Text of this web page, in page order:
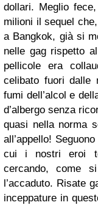
dollari. Meglio
milioni il sequel
a Bangkok, già si
nelle gag rispetto
pellicole era
celibato fuori dalle
fumi dell’alcol e
d’albergo senza
quasi nella norma
all’appello!
cui i nostri eroi
cercando, come
l’accaduto. Risate
inceppature in